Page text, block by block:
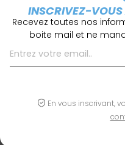
INSCRIVEZ-VOUS
Recevez toutes nos
boite mail et ne
En vous inscrivant,